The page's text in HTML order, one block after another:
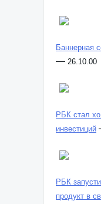
Баннерная
— 26.10.00
РБК стал
инвестиций
РБК
продукт в